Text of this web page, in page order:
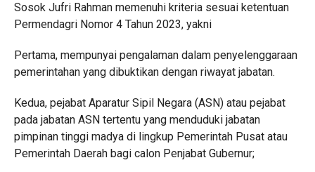
Sosok Jufri Rahman memenuhi kriteria sesuai ketentuan
Permendagri Nomor 4 Tahun 2023, yakni
Pertama, mempunyai pengalaman dalam penyelenggaraan
pemerintahan yang dibuktikan dengan riwayat jabatan.
Kedua, pejabat Aparatur Sipil Negara (ASN) atau pejabat
pada jabatan ASN tertentu yang menduduki jabatan
pimpinan tinggi madya di lingkup Pemerintah Pusat atau
Pemerintah Daerah bagi calon Penjabat Gubernur;